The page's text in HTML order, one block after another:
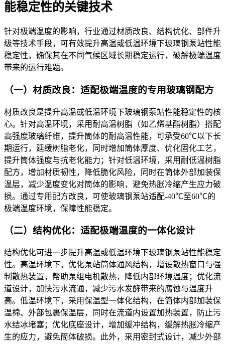
能稳定性的关键技术
针对极端温度的影响，行业通过材质改良、结构优化、部件升
级等技术手段，可有效提升高温或低温环境下玻璃钢泵站性能
稳定性，确保其在不同气候区域长期稳定运行，破解极端温度
带来的运行难题。
（一）材质改良：适配极端温度的专用玻璃钢配方
材质改良是提升高温或低温环境下玻璃钢泵站性能稳定性的核
心。针对高温环境，采用耐高温树脂（如乙烯基酯树脂）搭配
高强度玻璃纤维，提升筒体的耐高温性能，可承受60℃以下长
期运行，延缓树脂老化，同时增加筒体厚度、优化固化工艺，
提升筒体强度与抗老化能力；针对低温环境，采用耐低温树脂
配方，增加材质韧性，降低脆化风险，同时在筒体外部加装保
温层，减少温度变化对筒体的影响，避免热胀冷缩产生应力破
损。通过专用配方改良，可使玻璃钢泵站适配-40℃至60℃的
极端温度环境，保障性能稳定。
（二）结构优化：适配极端温度的一体化设计
结构优化可进一步提升高温或低温环境下玻璃钢泵站性能稳定
性。高温环境下，优化泵站筒体通风结构，增设散热窗口与强
制散热装置，帮助泵组电机散热，降低内部环境温度；优化流
道设计，加快污水流通，减少污水发酵带来的腐蚀与温度升
高。低温环境下，采用保温型一体化结构，在筒体内部加装保
温棉、外部包裹保温层，同时在流道内设置加热装置，防止污
水结冰堵塞；优化底座设计，增加缓冲结构，缓解热胀冷缩产
生的应力，避免筒体破损。此外，采用密封式设计，减少外部